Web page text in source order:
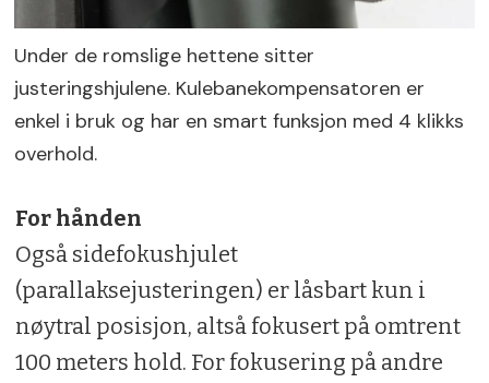
Under de romslige hettene sitter
justeringshjulene. Kulebanekompensatoren er
enkel i bruk og har en smart funksjon med 4 klikks
overhold.
For hånden
Også sidefokushjulet
(parallaksejusteringen) er låsbart kun i
nøytral posisjon, altså fokusert på omtrent
100 meters hold. For fokusering på andre